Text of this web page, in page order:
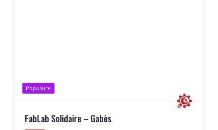
Populaire
FabLab Solidaire – Gabès